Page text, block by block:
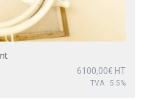
6100,00€ HT
TVA : 5.5%